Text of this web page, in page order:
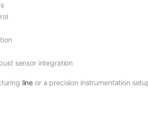
sensor integration
line or a precision instrumentation